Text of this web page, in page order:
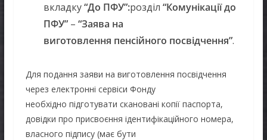
вкладку“До ПФУ”:розділ “Комунікаціїдо
ПФУ”– “Заява на
виготовлення пенсійного посвідчення”.
Для подання заяви на виготовлення посвідчення
через електронні сервіси Фонду
необхідно підготувати скановані копії паспорта,
довідки про присвоєння ідентифікаційного номера,
власного підпису (має бути